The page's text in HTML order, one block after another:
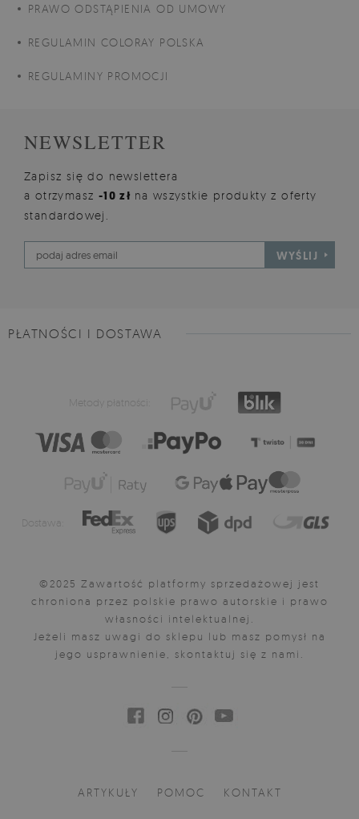
PRAWO ODSTĄPIENIA OD UMOWY
REGULAMIN COLORAY POLSKA
REGULAMINY PROMOCJI
NEWSLETTER
Zapisz się do newslettera
a otrzymasz -10 zł na wszystkie produkty z oferty
standardowej.
WYŚLIJ
PŁATNOŚCI I DOSTAWA
Metody płatności:
Dostawa:
©2025 Zawartość platformy sprzedażowej jest
chroniona przez polskie prawo autorskie i prawo
własności intelektualnej.
Jeżeli masz uwagi do sklepu lub masz pomysł na
jego usprawnienie, skontaktuj się z nami.
ARTYKUŁY POMOC KONTAKT